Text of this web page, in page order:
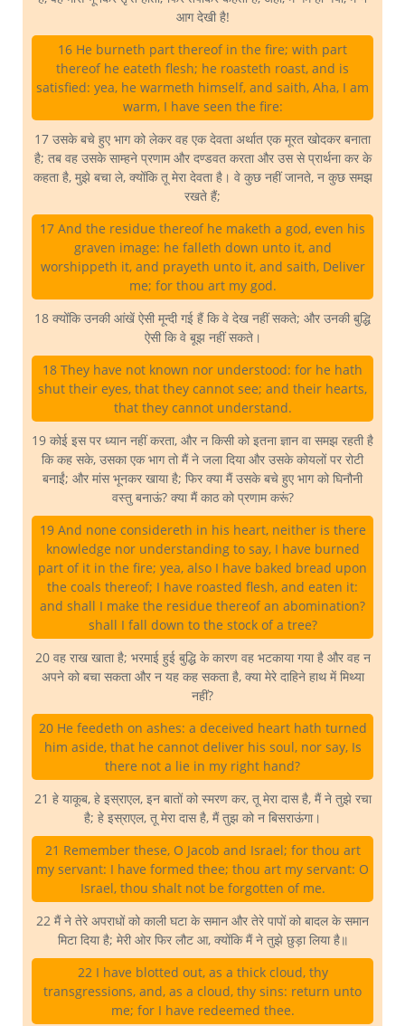
आग देखी है!
16 He burneth part thereof in the fire; with part
thereof he eateth flesh; he roasteth roast, and is
satisfied: yea, he warmeth himself, and saith, Aha, I am
warm, I have seen the fire:
17 उसके बचे हुए भाग को लेकर वह एक देवता अर्थात एक मूरत खोदकर बनाता
है; तब वह उसके साम्हने प्रणाम और दण्डवत करता और उस से प्रार्थना कर के
कहता है, मुझे बचा ले, क्योंकि तू मेरा देवता है। वे कुछ नहीं जानते, न कुछ समझ
रखते हैं;
17 And the residue thereof he maketh a god, even his
graven image: he falleth down unto it, and
worshippeth it, and prayeth unto it, and saith, Deliver
me; for thou art my god.
18 क्योंकि उनकी आंखें ऐसी मून्दी गई हैं कि वे देख नहीं सकते; और उनकी बुद्धि
ऐसी कि वे बूझ नहीं सकते।
18 They have not known nor understood: for he hath
shut their eyes, that they cannot see; and their hearts,
that they cannot understand.
19 कोई इस पर ध्यान नहीं करता, और न किसी को इतना ज्ञान वा समझ रहती है
कि कह सके, उसका एक भाग तो मैं ने जला दिया और उसके कोयलों पर रोटी
बनाईं; और मांस भूनकर खाया है; फिर क्या मैं उसके बचे हुए भाग को घिनौनी
वस्तु बनाऊं? क्या मैं काठ को प्रणाम करूं?
19 And none considereth in his heart, neither is there
knowledge nor understanding to say, I have burned
part of it in the fire; yea, also I have baked bread upon
the coals thereof; I have roasted flesh, and eaten it:
and shall I make the residue thereof an abomination?
shall I fall down to the stock of a tree?
20 वह राख खाता है; भरमाई हुई बुद्धि के कारण वह भटकाया गया है और वह न
अपने को बचा सकता और न यह कह सकता है, क्या मेरे दाहिने हाथ में मिथ्या
नहीं?
20 He feedeth on ashes: a deceived heart hath turned
him aside, that he cannot deliver his soul, nor say, Is
there not a lie in my right hand?
21 हे याकूब, हे इस्राएल, इन बातों को स्मरण कर, तू मेरा दास है, मैं ने तुझे रचा
है; हे इस्राएल, तू मेरा दास है, मैं तुझ को न बिसराऊंगा।
21 Remember these, O Jacob and Israel; for thou art
my servant: I have formed thee; thou art my servant: O
Israel, thou shalt not be forgotten of me.
22 मैं ने तेरे अपराधों को काली घटा के समान और तेरे पापों को बादल के समान
मिटा दिया है; मेरी ओर फिर लौट आ, क्योंकि मैं ने तुझे छुड़ा लिया है॥
22 I have blotted out, as a thick cloud, thy
transgressions, and, as a cloud, thy sins: return unto
me; for I have redeemed thee.